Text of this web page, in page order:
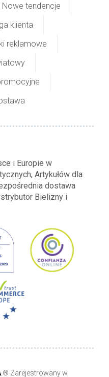
Nowe tendencje
klienta
reklamowe
i Europie w
Artykułów dla
dostawa
Bielizny i
.® Zarejestrowany w